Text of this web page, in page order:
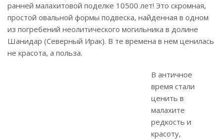
ранней малахитовой поделке 10500 лет! Это скромная,
простой овальной формы подвеска, найденная в одном
из погребений неолитического могильника в долине
Шанидар (Северный Ирак). В те времена в нем ценилась
не красота, а польза.
В античное
время стали
ценить в
малахите
редкость и
красоту,